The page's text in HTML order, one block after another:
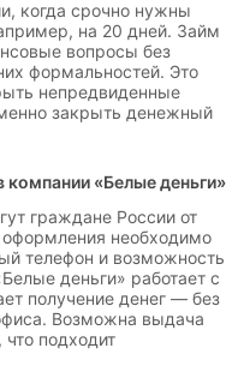
когда срочно нужны
на 20 дней. Займ
вопросы без
формальностей. Это
непредвиденные
закрыть денежный
компании «Белые деньги»
граждане России от
необходимо
телефон и возможность
деньги» работает с
получение денег — без
Возможна выдача
подходит